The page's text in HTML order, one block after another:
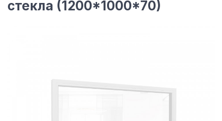
стекла (1200*1000*70)